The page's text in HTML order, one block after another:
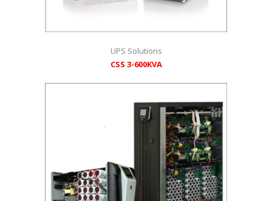
UPS Solutions
CSS 3-600KVA